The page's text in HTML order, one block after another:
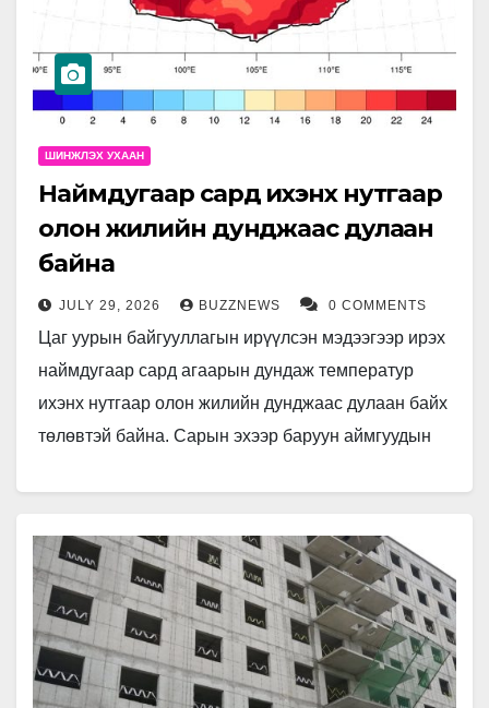
ШИНЖЛЭХ УХААН
Наймдугаар сард ихэнх нутгаар
олон жилийн дунджаас дулаан
байна
JULY 29, 2026 BUZZNEWS 0 COMMENTS
Цаг уурын байгууллагын ирүүлсэн мэдээгээр ирэх
наймдугаар сард агаарын дундаж температур
ихэнх нутгаар олон жилийн дунджаас дулаан байх
төлөвтэй байна. Сарын эхээр баруун аймгуудын